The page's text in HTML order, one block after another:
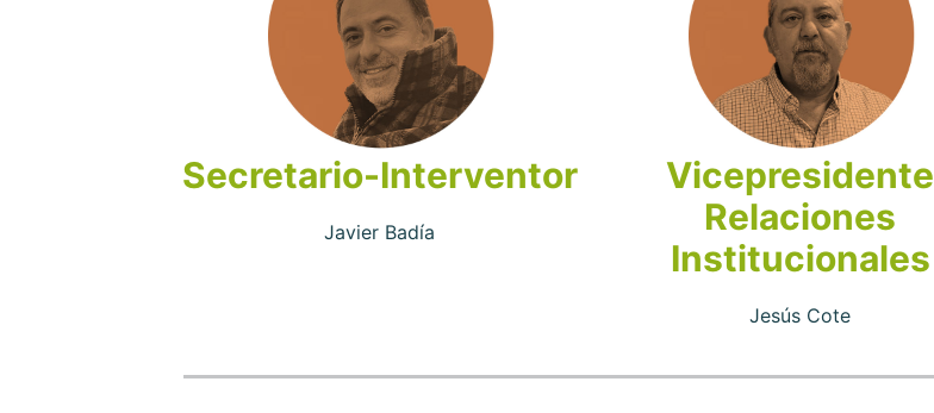
Secretario-Interventor
Javier Badía
Vicepresidente
Relaciones
Institucionales
Jesús Cote